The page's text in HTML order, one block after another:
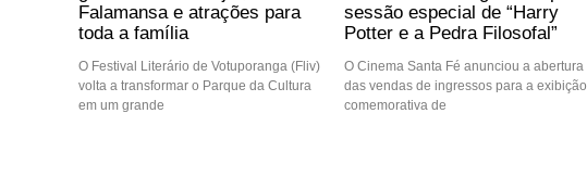
Falamansa e atrações para
toda a família
O Festival Literário de Votuporanga (Fliv)
volta a transformar o Parque da Cultura
em um grande
sessão especial de “Harry
Potter e a Pedra Filosofal”
O Cinema Santa Fé anunciou a abertura
das vendas de ingressos para a exibição
comemorativa de